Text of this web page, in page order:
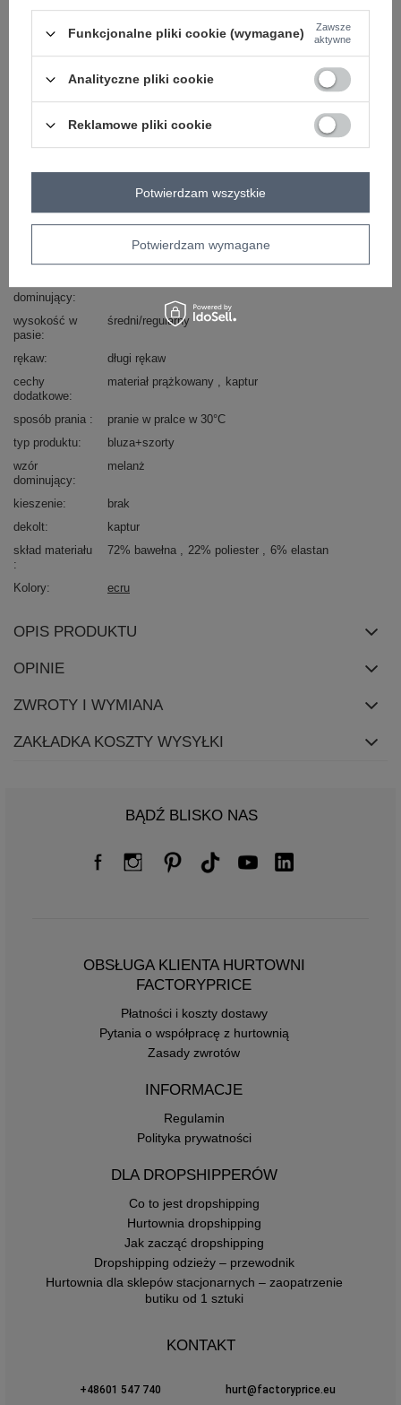
Zadzwoń+48 601 547 740
skład materiału : 72% bawełna , 22% poliester , 6%
sposób prania : pranie w pralce w 30°C
EM-KMPL-829.70
Marka
MY RED LIPS
dominujący
wysokość w
pasie
średni/regularny
rękaw
długi rękaw
cechy
dodatkowe
materiał prążkowany kaptur
sposób prania
pranie w pralce w 30°C
typ produktu
bluza+szorty
wzór
dominujący
melanż
kieszenie
brak
dekolt
kaptur
skład materiału
72% bawełna 22% poliester 6% elastan
Kolory ecru
OPIS PRODUKTU
OPINIE
ZWROTY I WYMIANA
ZAKŁADKA KOSZTY WYSYŁKI
BĄDŹ BLISKO NAS
OBSŁUGA KLIENTA HURTOWNI
FACTORYPRICE
Płatności i koszty dostawy
Pytania o współpracę z hurtownią
Zasady zwrotów
INFORMACJE
Regulamin
Polityka prywatności
DLA DROPSHIPPERÓW
Co to jest dropshipping
Hurtownia dropshipping
Jak zacząć dropshipping
Dropshipping odzieży – przewodnik
Hurtownia dla sklepów stacjonarnych – zaopatrzenie
butiku od 1 sztuki
KONTAKT
+48601 547 740 hurt@factoryprice.eu
Funkcjonalne pliki cookie (wymagane)
Zawsze
aktywne
Analityczne pliki cookie
Reklamowe pliki cookie
Potwierdzam wymagane
Potwierdzam wszystkie